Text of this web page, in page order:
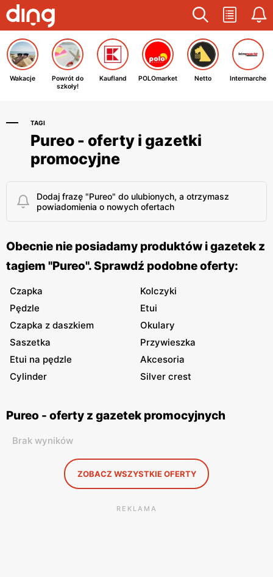
Wakacje
Powrót do
szkoły!
Kaufland POLOmarket Netto Intermarche
TAGI
Pureo - oferty i gazetki
promocyjne
Dodaj frazę "Pureo" do ulubionych, a otrzymasz
powiadomienia o nowych ofertach
Obecnie nie posiadamy produktów i gazetek z
tagiem "Pureo". Sprawdź podobne oferty:
Czapka
Kolczyki
Pędzle
Etui
Czapka z daszkiem
Okulary
Saszetka
Przywieszka
Etui na pędzle
Akcesoria
Cylinder
Silver crest
Pureo - oferty z gazetek promocyjnych
Brak wyników
ZOBACZ WSZYSTKIE OFERTY
REKLAMA